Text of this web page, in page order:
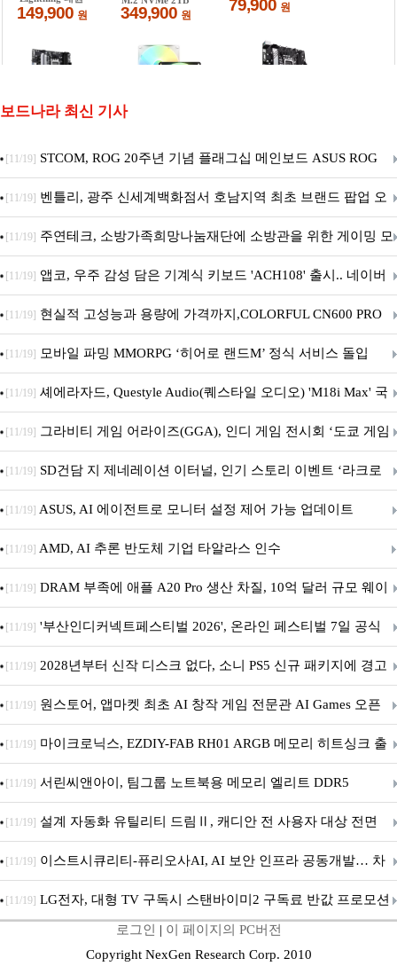
보드나라 최신 기사
[11/19] STCOM, ROG 20주년 기념 플래그십 메인보드 ASUS ROG
Crosshair X870E EDITION 20 국내 출시 예정
[11/19] 벤틀리, 광주 신세계백화점서 호남지역 최초 브랜드 팝업 오
픈
[11/19] 주연테크, 소방가족희망나눔재단에 소방관을 위한 게이밍 모
니터·스마트 펫 침대 기부
[11/19] 앱코, 우주 감성 담은 기계식 키보드 'ACH108' 출시.. 네이버
브랜드데이 기획전 진행
[11/19] 현실적 고성능과 용량에 가격까지,COLORFUL CN600 PRO
M.2 NVMe 디앤디컴 1TB
[11/19] 모바일 파밍 MMORPG ‘히어로 랜드M’ 정식 서비스 돌입
[11/19] 셰에라자드, Questyle Audio(퀘스타일 오디오) 'M18i Max' 국
내 정식 출시
[11/19] 그라비티 게임 어라이즈(GGA), 인디 게임 전시회 ‘도쿄 게임
던전 13’ 참가!
[11/19] SD건담 지 제네레이션 이터널, 인기 스토리 이벤트 ‘라크로
아의 용사’ 재개최 및 풍성한 기념 이벤트 실시!
[11/19] ASUS, AI 에이전트로 모니터 설정 제어 가능 업데이트
[11/19] AMD, AI 추론 반도체 기업 타알라스 인수
[11/19] DRAM 부족에 애플 A20 Pro 생산 차질, 10억 달러 규모 웨이
퍼 대기
[11/19] '부산인디커넥트페스티벌 2026', 온라인 페스티벌 7일 공식
개막... 22일간 진행
[11/19] 2028년부터 신작 디스크 없다, 소니 PS5 신규 패키지에 경고
문 추가
[11/19] 원스토어, 앱마켓 최초 AI 창작 게임 전문관 AI Games 오픈
[11/19] 마이크로닉스, EZDIY-FAB RH01 ARGB 메모리 히트싱크 출
시
[11/19] 서린씨앤아이, 팀그룹 노트북용 메모리 엘리트 DDR5
5600MHz 16GB 출시
[11/19] 설계 자동화 유틸리티 드림Ⅱ, 캐디안 전 사용자 대상 전면
무상 배포
[11/19] 이스트시큐리티-퓨리오사AI, AI 보안 인프라 공동개발… 차
세대 AI 보안 플랫폼 구축
[11/19] LG전자, 대형 TV 구독시 스탠바이미2 구독료 반값 프로모션
로그인 | 이 페이지의 PC버전
Copyright NexGen Research Corp. 2010